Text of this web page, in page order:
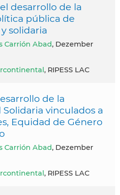
desarrollo de la
pública de
solidaria
Carrión Abad, Dezember
, RIPESS LAC
de la
vinculados a
Equidad de Género
Carrión Abad, Dezember
, RIPESS LAC